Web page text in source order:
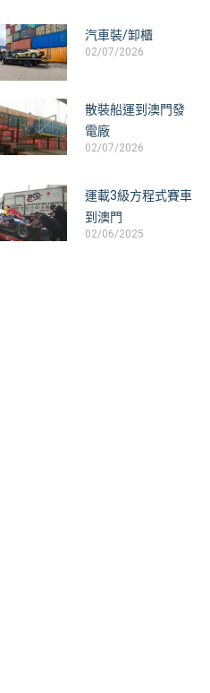
汽車裝/卸櫃
02/07/2026
散裝船運到澳門發
電廠
02/07/2026
運載3級方程式賽車
到澳門
02/06/2025